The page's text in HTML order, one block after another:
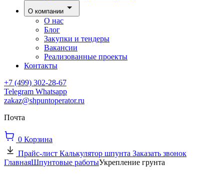
О компании
О нас
Блог
Закупки и тендеры
Вакансии
Реализованные проекты
Контакты
+7 (499) 302-28-67
Telegram Whatsapp
zakaz@shpuntoperator.ru
Почта
0 Корзина
Прайс-лист Калькулятор шпунта Заказать звонок
ГлавнаяШпунтовые работыУкрепление грунта